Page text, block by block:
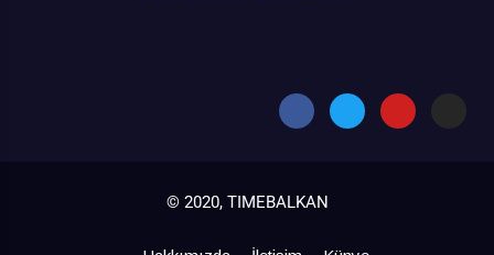
© 2020, TIMEBALKAN